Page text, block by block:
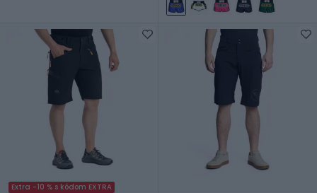
Extra -10 % s kódom EXTRA